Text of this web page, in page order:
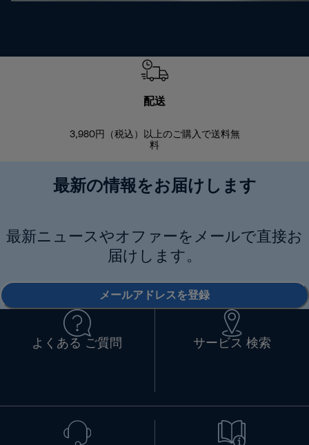
配送
3,980円（税込）以上のご購入で送料無
料
最新の情報をお届けします
最新ニュースやオファーをメールで直接お
届けします。
メールアドレスを登録
よくある ご質問 サービス 検索